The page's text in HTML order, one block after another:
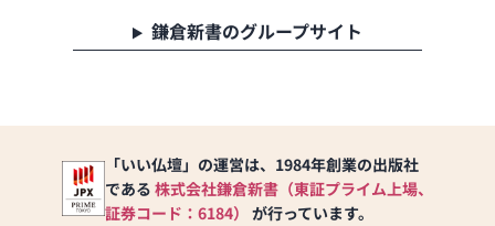
いております。
よう頑張って参りま
鎌倉新書のグループサイト
「いい仏壇」の運営は、1984年創業の出版社
である 株式会社鎌倉新書（東証プライム上場、
証券コード：6184） が行っています。